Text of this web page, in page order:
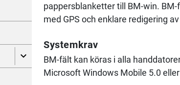
pappersblanketter till BM-win.
med GPS och enklare redigering
Systemkrav
BM-fält kan köras i alla
Microsoft Windows Mobile 5.0